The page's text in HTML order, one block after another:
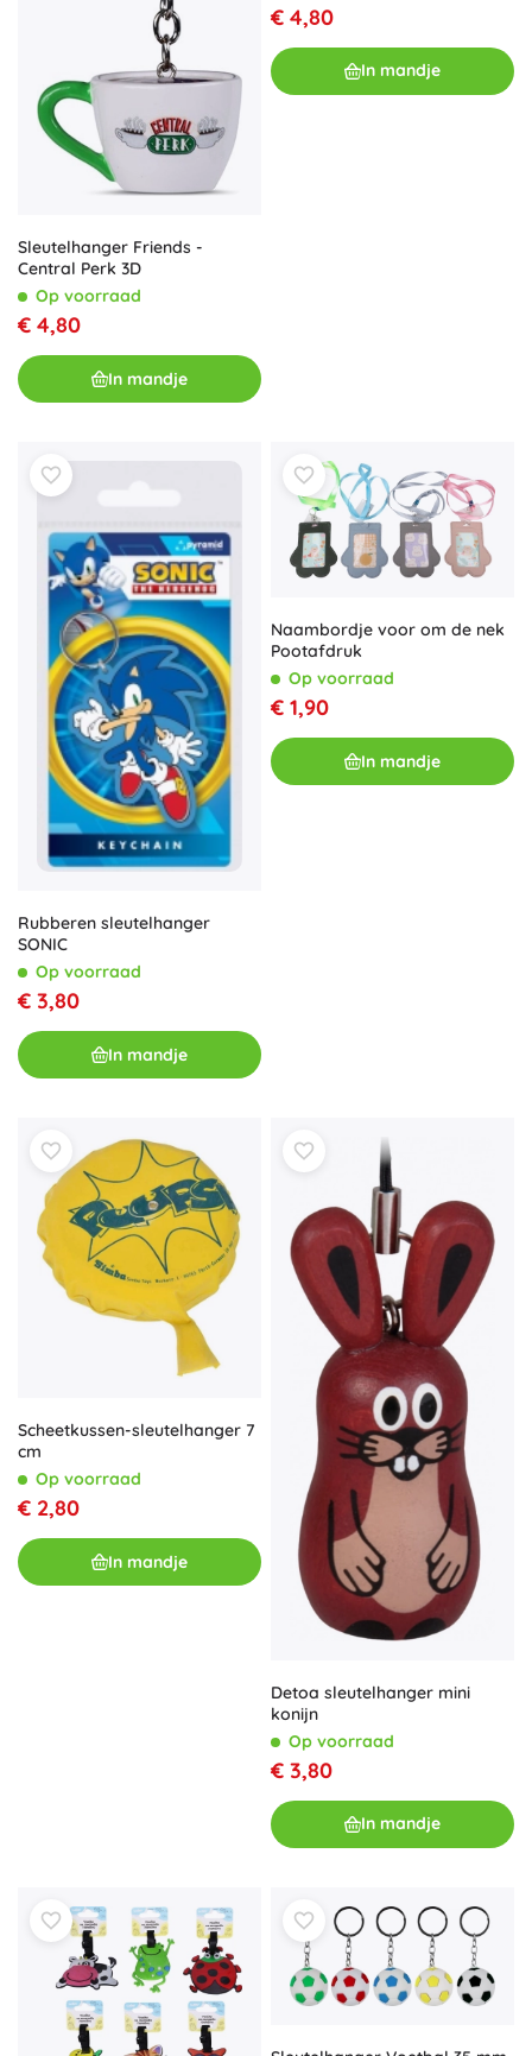
Sleutelhanger Friends -
Central Perk 3D
Op voorraad
€ 4,80
In mandje
€ 4,80
In mandje
Rubberen sleutelhanger
SONIC
Op voorraad
€ 3,80
In mandje
Naambordje voor om de nek
Pootafdruk
Op voorraad
€ 1,90
In mandje
Scheetkussen-sleutelhanger 7
cm
Op voorraad
€ 2,80
In mandje
Detoa sleutelhanger mini
konijn
Op voorraad
€ 3,80
In mandje